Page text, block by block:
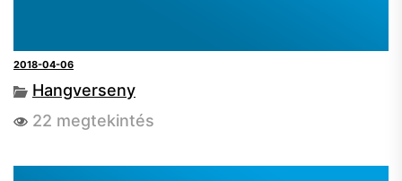
2018-04-06
Hangverseny
22 megtekintés